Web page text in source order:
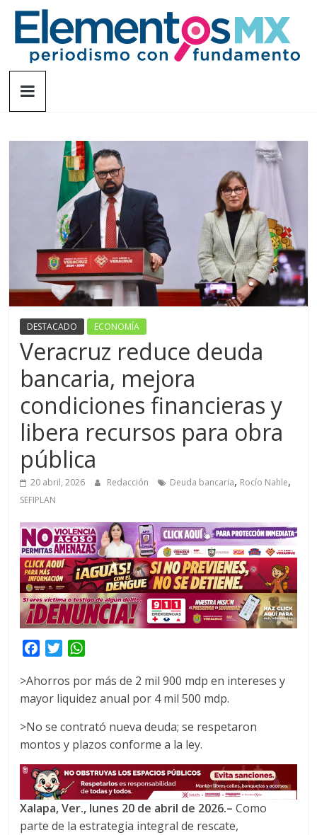
Saltar
contenido
Elementosmx
fundamento
DESTACADO ECONOMÍA
Veracruz reduce deuda
bancaria, mejora
condiciones financieras y
libera recursos para obra
pública
20 abril, 2026 Redacción Deuda bancaria, Rocío Nahle,
SEFIPLAN
c
e
o
o
k
T
i
t
e
r
a
t
A
p
p
>Ahorros por más de 2 mil 900 mdp en intereses y
mayor liquidez anual por 4 mil 500 mdp.
>No se contrató nueva deuda; se respetaron
montos y plazos conforme a la ley.
Xalapa, Ver., lunes 20 de abril de 2026.– Como
parte de la estrategia integral de rescate,